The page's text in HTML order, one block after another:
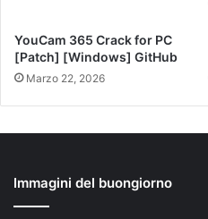
YouCam 365 Crack for PC
[Patch] [Windows] GitHub
Marzo 22, 2026
Immagini del buongiorno